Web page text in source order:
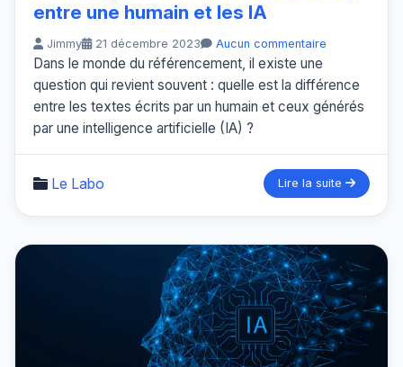
entre une humain et les IA
Jimmy 21 décembre 2023 Aucun commentaire
Dans le monde du référencement, il existe une
question qui revient souvent : quelle est la différence
entre les textes écrits par un humain et ceux générés
par une intelligence artificielle (IA) ?
Le Labo Lire la suite